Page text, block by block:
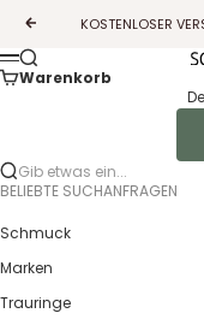
Zurück
KOSTENLOSER
Menü
Suche
Warenkorb
Gib etwas ein...
BELIEBTE SUCHANFRAGEN
Schmuck
Marken
Trauringe